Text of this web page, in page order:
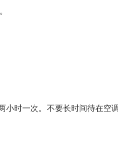
时一次。不要长时间待在空